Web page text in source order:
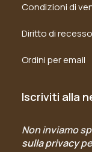
Condizioni di
Diritto di recesso
Ordini per email
Iscriviti alla
Non inviamo
sulla privacy